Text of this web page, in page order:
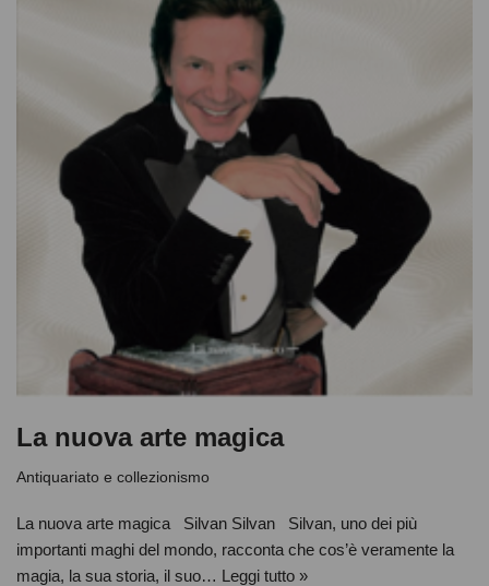
La nuova arte magica
Antiquariato e collezionismo
La nuova arte magica Silvan Silvan Silvan, uno dei più
importanti maghi del mondo, racconta che cos’è veramente la
magia, la sua storia, il suo… Leggi tutto »